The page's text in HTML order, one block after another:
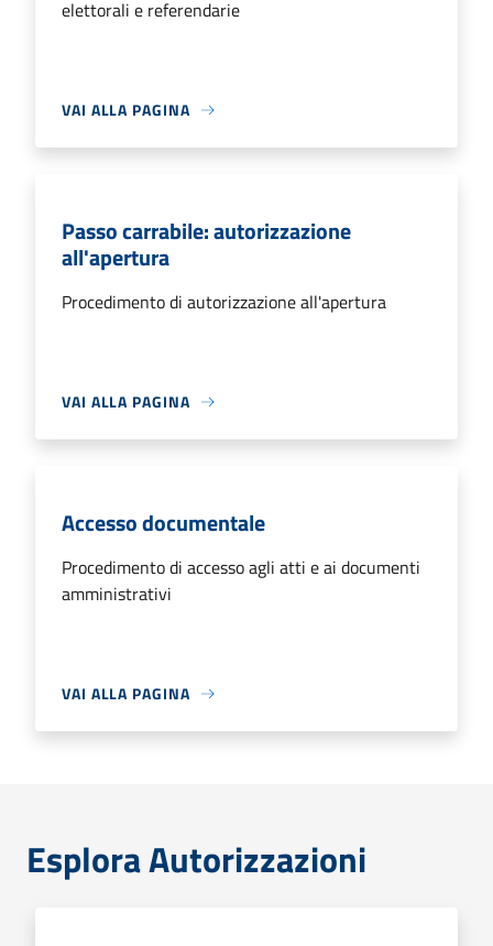
elettorali e referendarie
VAI ALLA PAGINA
Passo carrabile: autorizzazione
all'apertura
Procedimento di autorizzazione all'apertura
VAI ALLA PAGINA
Accesso documentale
Procedimento di accesso agli atti e ai documenti
amministrativi
VAI ALLA PAGINA
Esplora Autorizzazioni